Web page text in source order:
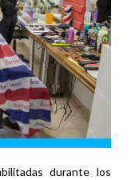
durante los